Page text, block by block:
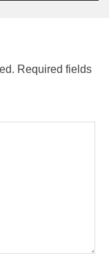
Required fields